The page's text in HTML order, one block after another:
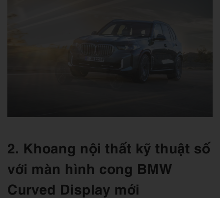
2. Khoang nội thất kỹ thuật số
với màn hình cong BMW
Curved Display mới